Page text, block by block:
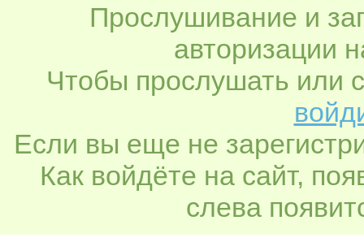
Прослушивание и
авторизации
Чтобы прослушать или
Если вы еще не
Как войдёте на сайт,
слева